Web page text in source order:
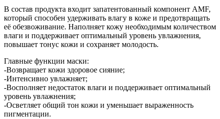
В состав продукта входит запатентованный компонент AMF,
который способен удерживать влагу в коже и предотвращать
её обезвоживание. Наполняет кожу необходимым количеством
влаги и поддерживает оптимальный уровень увлажнения,
повышает тонус кожи и сохраняет молодость.
Главные функции маски:
-Возвращает кожи здоровое сияние;
-Интенсивно увлажняет;
-Восполняет недостаток влаги и поддерживает оптимальный
уровень увлажнения;
-Осветляет общий тон кожи и уменьшает выраженность
пигментации.